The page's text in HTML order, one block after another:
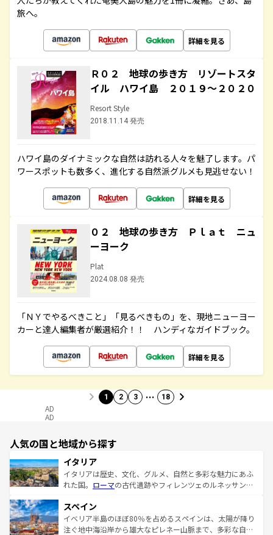
旅へ。
詳細を見る
Ｒ０２ 地球の歩き方 リゾートスタ
イル ハワイ島 ２０１９～２０２０
Resort Style
2018.11.14 発売
ハワイ島のダイナミックな自然は訪れる人々を魅了します。パ
ワースポットも数多く、進化する自然派グルメも見逃せない！
詳細を見る
０２ 地球の歩き方 Ｐｌａｔ ニュ
ーヨーク
Plat
2024.08.08 発売
「ＮＹでやるべきこと」「見るべきもの」を、現地ニューヨー
カーと達人編集者が厳選紹介！！ ハンディなガイドブック。
詳細を見る
1 2 3 … 18
AD
AD
人気の国と地域から探す
イタリア
イタリアは歴史、文化、グルメ、自然と多彩な魅力にあふ
れた国。 ローマの古代遺跡やフィレンツェのルネッサンス
ろん、トスカーナの美しい田園風景やアマルフィ海岸の絶
景など、自然景観も見逃せない。観光の合間には、本場の
ピザやパスタなど、絶品のイタリア料理を堪能することも
スペイン
イベリア半島のほぼ80％を占めるスペインは、太陽が降り
注ぐ地中海沿岸から雄大なピレネー山脈まで、多彩な自然